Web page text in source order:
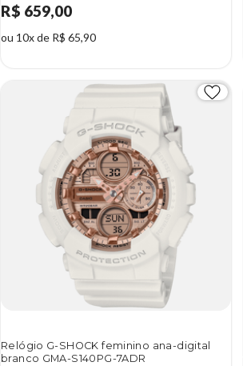
R$ 659,00
ou 10x de R$ 65,90
Relógio G-SHOCK feminino ana-digital
branco GMA-S140PG-7ADR